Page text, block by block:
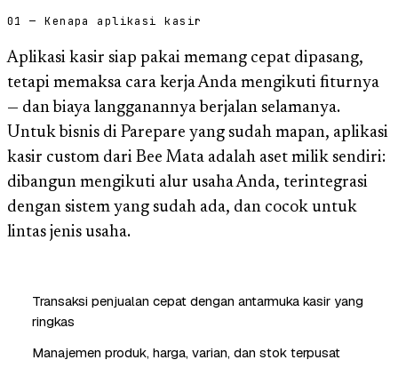
01 — Kenapa aplikasi kasir
Aplikasi kasir siap pakai memang cepat dipasang,
tetapi memaksa cara kerja Anda mengikuti fiturnya
— dan biaya langganannya berjalan selamanya.
Untuk bisnis di Parepare yang sudah mapan, aplikasi
kasir custom dari Bee Mata adalah aset milik sendiri:
dibangun mengikuti alur usaha Anda, terintegrasi
dengan sistem yang sudah ada, dan cocok untuk
lintas jenis usaha.
Transaksi penjualan cepat dengan antarmuka kasir yang
ringkas
Manajemen produk, harga, varian, dan stok terpusat